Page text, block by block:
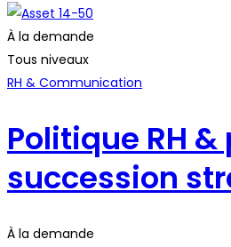
À la demande
Tous niveaux
RH & Communication
Politique RH
succession
À la demande